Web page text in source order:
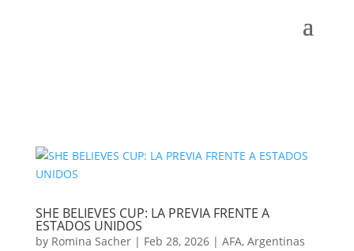
SHE BELIEVES CUP: LA PREVIA FRENTE A
ESTADOS UNIDOS
by Romina Sacher| Feb 28, 2026| AFA, Argentinas